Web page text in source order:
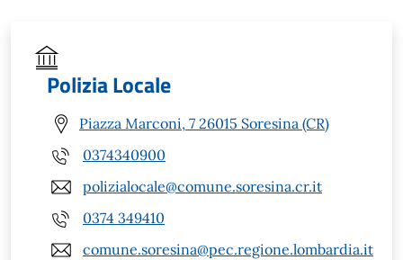
Polizia Locale
Piazza Marconi, 7 26015 Soresina (CR)
0374340900
polizialocale@comune.soresina.cr.it
0374 349410
comune.soresina@pec.regione.lombardia.it